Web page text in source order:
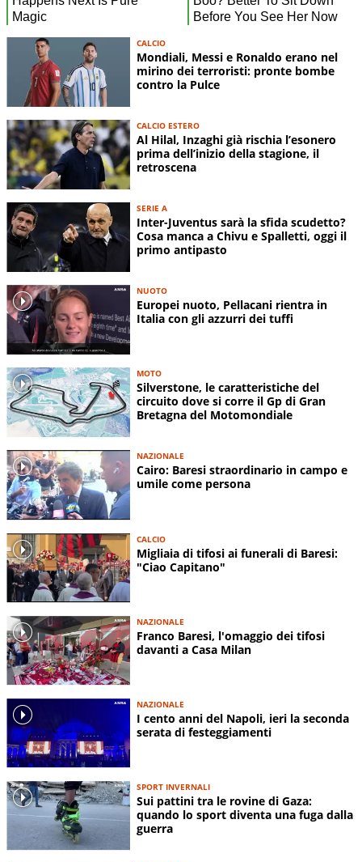
CALCIO
Mondiali, Messi e Ronaldo erano nel
mirino dei terroristi: pronte bombe
contro la Pulce
CALCIO ESTERO
Al Hilal, Inzaghi già rischia l’esonero
prima dell’inizio della stagione, il
retroscena
SERIE A
Inter-Juventus sarà la sfida scudetto?
Cosa manca a Chivu e Spalletti, oggi il
primo antipasto
NUOTO
Europei nuoto, Pellacani rientra in
Italia con gli azzurri dei tuffi
MOTO
Silverstone, le caratteristiche del
circuito dove si corre il Gp di Gran
Bretagna del Motomondiale
NAZIONALE
Cairo: Baresi straordinario in campo e
umile come persona
CALCIO
Migliaia di tifosi ai funerali di Baresi:
"Ciao Capitano"
NAZIONALE
Franco Baresi, l'omaggio dei tifosi
davanti a Casa Milan
NAZIONALE
I cento anni del Napoli, ieri la seconda
serata di festeggiamenti
SPORT INVERNALI
Sui pattini tra le rovine di Gaza:
quando lo sport diventa una fuga dalla
guerra